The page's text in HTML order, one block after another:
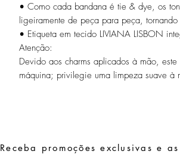
• Como cada bandana é tie & dye, os
ligeiramente de peça para peça,
• Etiqueta em tecido LIVIANA LISBON
Atenção:
Devido aos charms aplicados à mão,
máquina; privilegie uma limpeza suave à
Receba promoções exclusivas e